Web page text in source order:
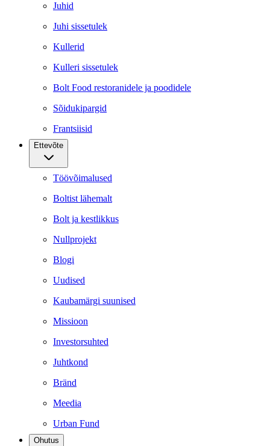
Juhid
Juhi sissetulek
Kullerid
Kulleri sissetulek
Bolt Food restoranidele ja poodidele
Sõidukipargid
Frantsiisid
Ettevõte
Töövõimalused
Boltist lähemalt
Bolt ja kestlikkus
Nullprojekt
Blogi
Uudised
Kaubamärgi suunised
Missioon
Investorsuhted
Juhtkond
Bränd
Meedia
Urban Fund
Ohutus